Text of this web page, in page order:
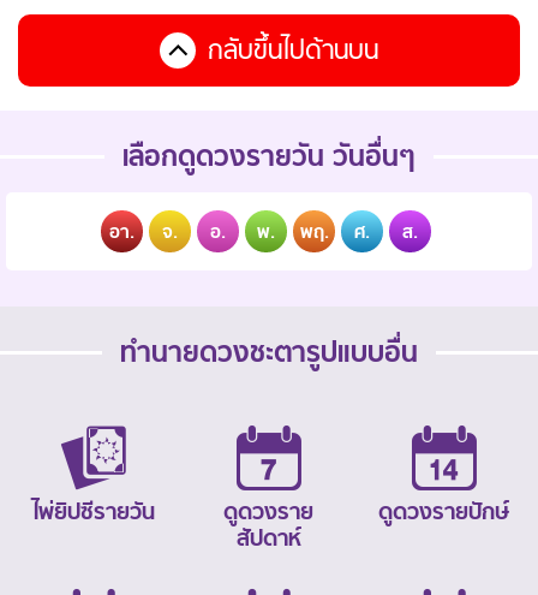
กลับขึ้นไปด้านบน
เลือกดูดวงรายวัน วันอื่นๆ
อา. จ. อ. พ. พฤ. ศ. ส.
ทำนายดวงชะตารูปแบบอื่น
ไพ่ยิปซีรายวัน
ดูดวงราย
สัปดาห์
ดูดวงรายปักษ์